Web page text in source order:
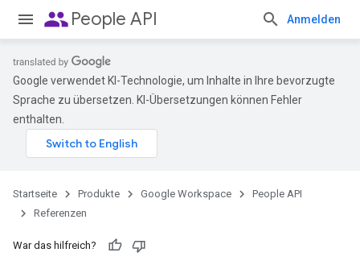
peoplePeople API Anmelden
Google verwendet KI-Technologie, um Inhalte in Ihre bevorzugte
Sprache zu übersetzen. KI-Übersetzungen können Fehler
enthalten.
Startseite Produkte Google Workspace
People API
Referenzen
War das hilfreich?